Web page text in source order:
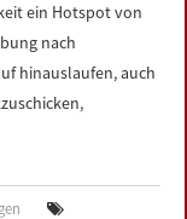
ein Hotspot von
nach
hinauslaufen, auch